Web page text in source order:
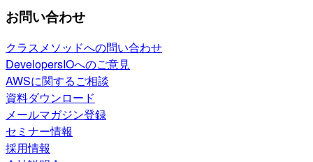
お問い合わせ
クラスメソッドへの問い合わせ
DevelopersIOへのご意見
AWSに関するご相談
資料ダウンロード
メールマガジン登録
セミナー情報
採用情報